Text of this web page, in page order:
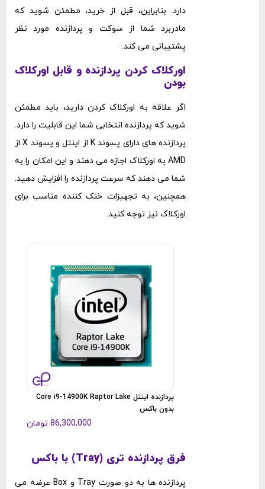
دارد. بنابراین، قبل از خرید، مطمئن شوید که
مادربرد شما از سوکت و پردازنده مورد نظر
پشتیبانی می ‌کند.
اورکلاک کردن پردازنده و قابل اورکلاک
بودن
اگر علاقه به اورکلاک کردن دارید، باید مطمئن
شوید که پردازنده انتخابی شما این قابلیت را دارد.
پردازنده‌ های دارای پسوند K از اینتل و پسوند X از
AMD به اورکلاک اجازه می ‌دهند و این امکان را به
شما می ‌دهند که سرعت پردازنده را افزایش دهید.
همچنین، به تجهیزات خنک ‌کننده مناسب برای
اورکلاک نیز توجه کنید.
پردازنده اینتل Core i9-14900K Raptor Lake
بدون باکس
86,300,000 تومان
فرق پردازنده تری (Tray) با باکس
پردازنده‌ ها به دو صورت Tray و Box عرضه می‌